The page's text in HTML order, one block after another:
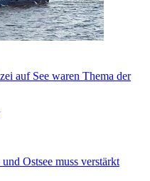
auf See waren Thema der
Ostsee muss verstärkt